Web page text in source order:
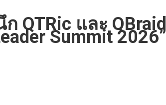
QTRic และ QBraid
Summit 2026”